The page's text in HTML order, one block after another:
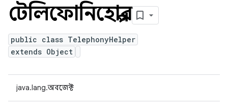
টেলিফোনিহেল্পার
public class TelephonyHelper
extends Object
java.lang.অবজেক্ট